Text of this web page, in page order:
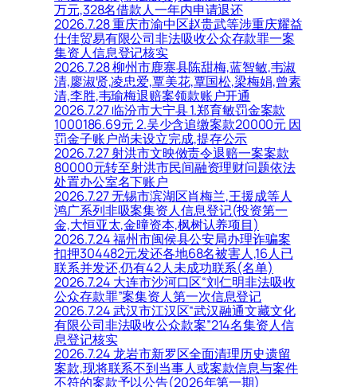
万元,328名借款人一年内申请退还
2026.7.28 重庆市渝中区赵贵武等涉重庆耀益
仕佳贸易有限公司非法吸收公众存款罪一案
集资人信息登记核实
2026.7.28 柳州市鹿寨县陈甜梅,蓝智敏,韦淑
清,廖淑贤,凌忠爱,覃美花,覃国松,梁梅娟,曾素
清,李胜,韦瑜梅退赔案领款账户开通
2026.7.27 临汾市大宁县 1.郑育敏罚金案款
1000186.69元 2.吴少含追缴案款20000元 因
罚金子账户尚未设立完成,提存公示
2026.7.27 射洪市文映傚责令退赔一案案款
80000元转至射洪市民间融资理财问题依法
处置办公室名下账户
2026.7.27 无锡市滨湖区肖梅兰,王援成等人
鸿广系列非吸案集资人信息登记(投资第一
金,大恒亚太,金曈资本,枫树认养项目)
2026.7.24 福州市闽侯县公安局办理诈骗案
扣押304482元发还各地68名被害人,16人已
联系并发还,仍有42人未成功联系(名单)
2026.7.24 大连市沙河口区“刘仁明非法吸收
公众存款罪”案集资人第一次信息登记
2026.7.24 武汉市江汉区“武汉融通文藏文化
有限公司非法吸收公众款案”214名集资人信
息登记核实
2026.7.24 龙岩市新罗区全面清理历史遗留
案款,现将联系不到当事人或案款信息与案件
不符的案款予以公告(2026年第一期)